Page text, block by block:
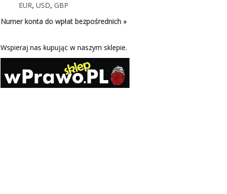
EUR,USD,GBP
Numer konta do wpłat bezpośrednich »
Wspieraj nas kupując w naszym sklepie.